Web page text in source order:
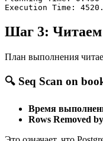
Шаг 3: Читаем
План выполнения
🔍 Seq Scan on
Время
Rows Removed